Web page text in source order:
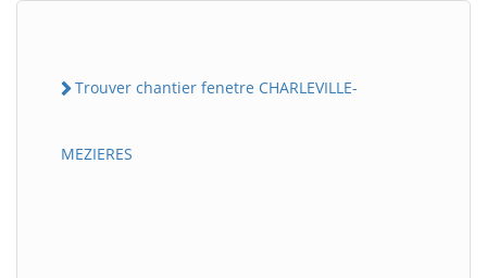
Trouver chantier fenetre CHARLEVILLE-
MEZIERES